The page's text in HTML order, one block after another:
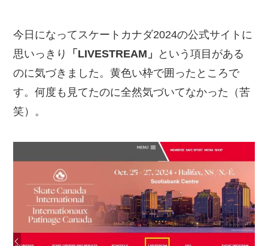
今日になってスケートカナダ2024の公式サイトに
思いっきり
「LIVESTREAM」
という項目がある
のに気づきました。黄色い枠で囲ったところで
す。何度も見てたのに全然気づいてなかった（苦
笑）。